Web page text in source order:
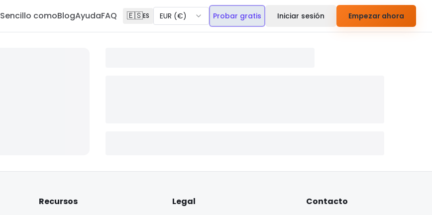
Sencillo comoBlogAyudaFAQ 🇪🇸ES EUR (€) Probar gratis Iniciar sesión Empezar ahora
Recursos Legal Contacto